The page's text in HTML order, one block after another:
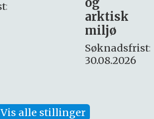
– fast
Søknadsfrist:
16. august.
Vis alle stillinger